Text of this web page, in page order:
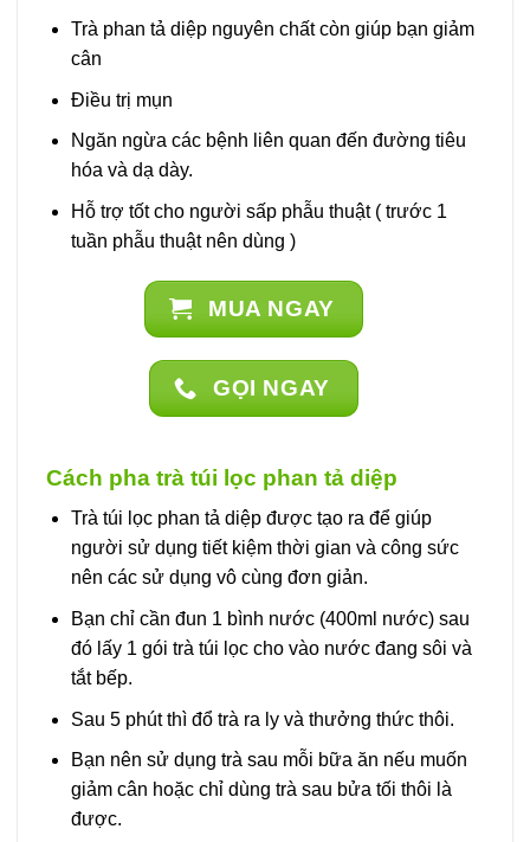
Trà phan tả diệp nguyên chất còn giúp bạn giảm
cân
Điều trị mụn
Ngăn ngừa các bệnh liên quan đến đường tiêu
hóa và dạ dày.
Hỗ trợ tốt cho người sấp phẫu thuật ( trước 1
tuần phẫu thuật nên dùng )
MUA NGAY
GỌI NGAY
Cách pha trà túi lọc phan tả diệp
Trà túi lọc phan tả diệp được tạo ra để giúp
người sử dụng tiết kiệm thời gian và công sức
nên các sử dụng vô cùng đơn giản.
Bạn chỉ cần đun 1 bình nước (400ml nước) sau
đó lấy 1 gói trà túi lọc cho vào nước đang sôi và
tắt bếp.
Sau 5 phút thì đổ trà ra ly và thưởng thức thôi.
Bạn nên sử dụng trà sau mỗi bữa ăn nếu muốn
giảm cân hoặc chỉ dùng trà sau bửa tối thôi là
được.